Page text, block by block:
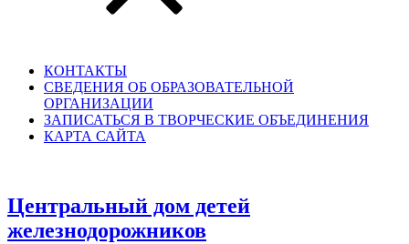
КОНТАКТЫ
СВЕДЕНИЯ ОБ ОБРАЗОВАТЕЛЬНОЙ
ОРГАНИЗАЦИИ
ЗАПИСАТЬСЯ В ТВОРЧЕСКИЕ ОБЪЕДИНЕНИЯ
КАРТА САЙТА
Центральный дом детей
железнодорожников